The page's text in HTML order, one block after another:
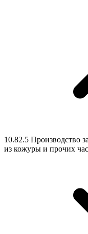
10.82.5 Производство
из кожуры и прочих